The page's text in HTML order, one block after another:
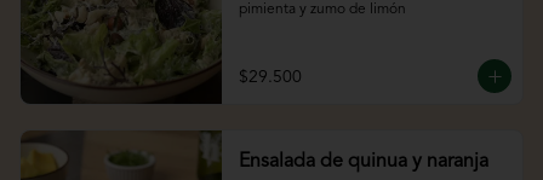
pimienta y zumo de limón
$29.500
Ensalada de quinua y naranja